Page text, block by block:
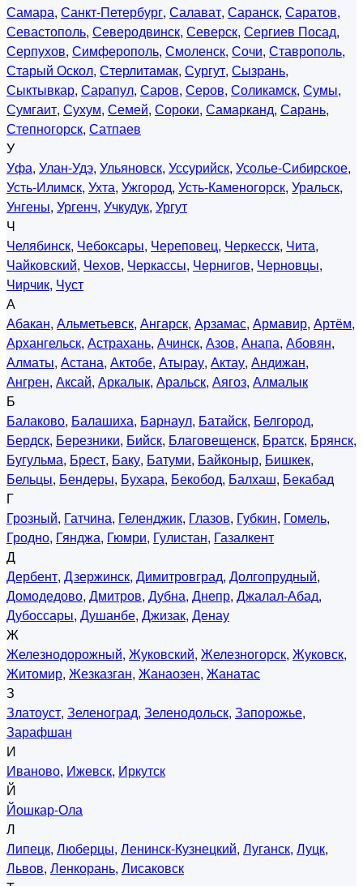
Самара, Санкт-Петербург, Салават, Саранск, Саратов,
Севастополь, Северодвинск, Северск, Сергиев Посад,
Серпухов, Симферополь, Смоленск, Сочи, Ставрополь,
Старый Оскол, Стерлитамак, Сургут, Сызрань,
Сыктывкар, Сарапул, Саров, Серов, Соликамск, Сумы,
Сумгаит, Сухум, Семей, Сороки, Самарканд, Сарань,
Степногорск, Сатпаев
У
Уфа, Улан-Удэ, Ульяновск, Уссурийск, Усолье-Сибирское,
Усть-Илимск, Ухта, Ужгород, Усть-Каменогорск, Уральск,
Унгены, Ургенч, Учкудук, Ургут
Ч
Челябинск, Чебоксары, Череповец, Черкесск, Чита,
Чайковский, Чехов, Черкассы, Чернигов, Черновцы,
Чирчик, Чуст
А
Абакан, Альметьевск, Ангарск, Арзамас, Армавир, Артём,
Архангельск, Астрахань, Ачинск, Азов, Анапа, Абовян,
Алматы, Астана, Актобе, Атырау, Актау, Андижан,
Ангрен, Аксай, Аркалык, Аральск, Аягоз, Алмалык
Б
Балаково, Балашиха, Барнаул, Батайск, Белгород,
Бердск, Березники, Бийск, Благовещенск, Братск, Брянск,
Бугульма, Брест, Баку, Батуми, Байконыр, Бишкек,
Бельцы, Бендеры, Бухара, Бекобод, Балхаш, Бекабад
Г
Грозный, Гатчина, Геленджик, Глазов, Губкин, Гомель,
Гродно, Гянджа, Гюмри, Гулистан, Газалкент
Д
Дербент, Дзержинск, Димитровград, Долгопрудный,
Домодедово, Дмитров, Дубна, Днепр, Джалал-Абад,
Дубоссары, Душанбе, Джизак, Денау
Ж
Железнодорожный, Жуковский, Железногорск, Жуковск,
Житомир, Жезказган, Жанаозен, Жанатас
З
Златоуст, Зеленоград, Зеленодольск, Запорожье,
Зарафшан
И
Иваново, Ижевск, Иркутск
Й
Йошкар-Ола
Л
Липецк, Люберцы, Ленинск-Кузнецкий, Луганск, Луцк,
Львов, Ленкорань, Лисаковск